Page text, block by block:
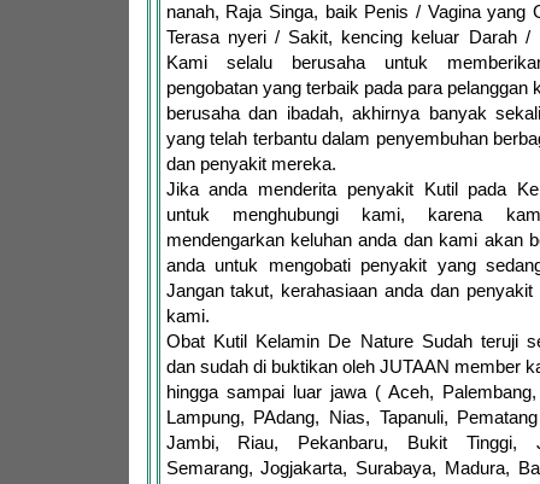
nanah, Raja Singa, baik Penis / Vagina yang
Terasa nyeri / Sakit, kencing keluar Darah /
Kami selalu berusaha untuk
pengobatan yang terbaik pada para pelanggan
berusaha dan ibadah, akhirnya banyak
yang telah terbantu dalam penyembuhan
dan penyakit mereka.
Jika anda menderita penyakit Kutil pada
untuk menghubungi kami, karena
mendengarkan keluhan anda dan kami akan
anda untuk mengobati penyakit yang
Jangan takut, kerahasiaan anda dan penyakit
kami.
Obat Kutil Kelamin De Nature Sudah teruji
dan sudah di buktikan oleh JUTAAN member
hingga sampai luar jawa ( Aceh,
Lampung, PAdang, Nias, Tapanuli,
Jambi, Riau, Pekanbaru, Bukit Tinggi,
Semarang, Jogjakarta, Surabaya, Madura,